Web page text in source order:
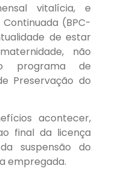
vitalícia, e
(BPC-
de estar
não
programa de
Preservação do
acontecer,
final da licença
suspensão do
empregada.